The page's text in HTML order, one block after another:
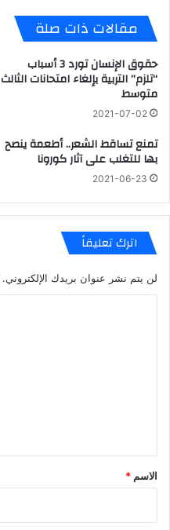
مقالات ذات صلة
حقوق الإنسان تورد 3 أسباب
“تلزم” التربية بإلغاء امتحانات الثالث
متوسط
2021-07-02
تمنع تساقط الشعر.. أطعمة ينصح
بها للتغلب على آثار كورونا
2021-06-23
اترك تعليقاً
لن يتم نشر عنوان بريدك الإلكتروني.
*
الاسم *